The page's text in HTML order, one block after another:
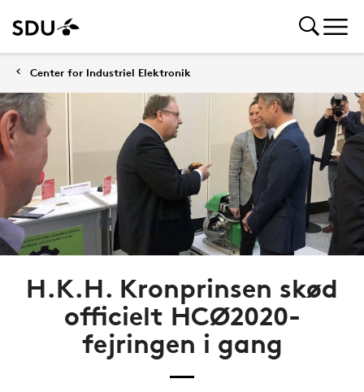
Center for Industriel Elektronik
H.K.H. Kronprinsen skød
officielt HCØ2020-
fejringen i gang